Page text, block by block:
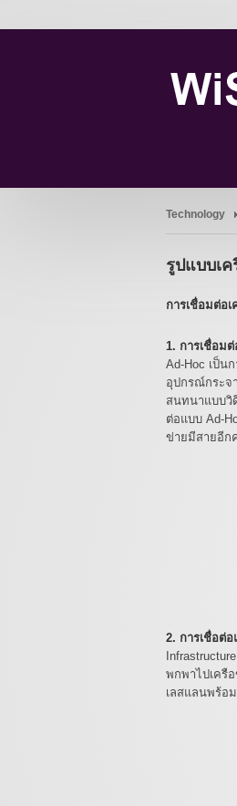
Technology
รูปแบบเ
การเชื่อมต่อ
1. การเชื่อม
Ad-Hoc เป็น
อุปกรณ์กระจ
สนทนาแบบวิ
ต่อแบบ Ad-
ข่ายมีสายอีก
2. การเชื่อต่
พกพาไปเครื
เลสแลนพร้อ